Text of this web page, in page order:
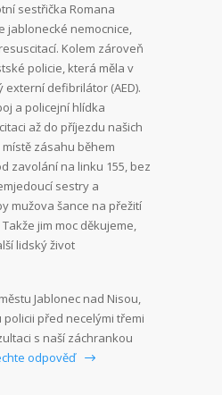
sestřička Romana
jablonecké nemocnice,
Kolem zároveň
policie, která měla v
defibrilátor (AED).
a policejní hlídka
až do příjezdu našich
zásahu během
zavolání na linku 155, bez
sestry a
mužova šance na přežití
jim moc děkujeme,
lidský život
Jablonec nad Nisou,
před necelými třemi
s naší záchrankou
odpověď